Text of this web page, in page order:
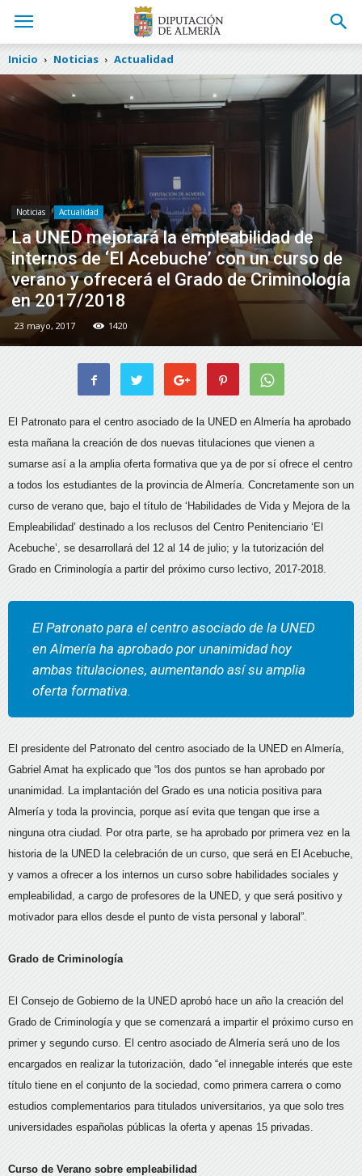
Inicio Noticias Actualidad
Noticias Actualidad
La UNED mejorará la empleabilidad de
internos de ‘El Acebuche’ con un curso de
verano y ofrecerá el Grado de Criminología
en 2017/2018
23 mayo, 2017 1420
El Patronato para el centro asociado de la UNED en Almería ha aprobado
esta mañana la creación de dos nuevas titulaciones que vienen a
sumarse así a la amplia oferta formativa que ya de por sí ofrece el centro
a todos los estudiantes de la provincia de Almería. Concretamente son un
curso de verano que, bajo el título de ‘Habilidades de Vida y Mejora de la
Empleabilidad’ destinado a los reclusos del Centro Penitenciario ‘El
Acebuche’, se desarrollará del 12 al 14 de julio; y la tutorización del
Grado en Criminología a partir del próximo curso lectivo, 2017-2018.
El Patronato para el centro asociado de la UNED
en Almería ha aprobado por unanimidad hoy
ambas titulaciones, aumentando así su amplia
oferta formativa.
El presidente del Patronato del centro asociado de la UNED en Almería,
Gabriel Amat ha explicado que “los dos puntos se han aprobado por
unanimidad. La implantación del Grado es una noticia positiva para
Almería y toda la provincia, porque así evita que tengan que irse a
ninguna otra ciudad. Por otra parte, se ha aprobado por primera vez en la
historia de la UNED la celebración de un curso, que será en El Acebuche,
y vamos a ofrecer a los internos un curso sobre habilidades sociales y
empleabilidad, a cargo de profesores de la UNED, y que será positivo y
motivador para ellos desde el punto de vista personal y laboral”.
Grado de Criminología
El Consejo de Gobierno de la UNED aprobó hace un año la creación del
Grado de Criminología y que se comenzará a impartir el próximo curso en
primer y segundo curso. El centro asociado de Almería será uno de los
encargados en realizar la tutorización, dado “el innegable interés que este
título tiene en el conjunto de la sociedad, como primera carrera o como
estudios complementarios para titulados universitarios, ya que solo tres
universidades españolas públicas la oferta y apenas 15 privadas.
Curso de Verano sobre empleabilidad